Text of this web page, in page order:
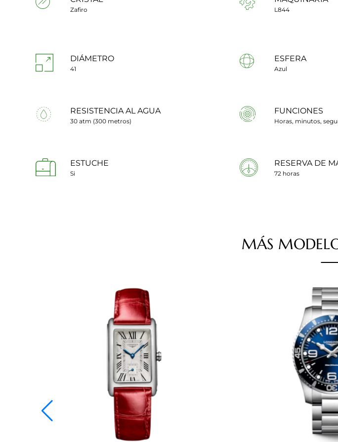
Zafiro L844
DIÁMETRO
41
ESFERA
Azul
RESISTENCIA AL AGUA
30 atm (300 metros)
FUNCIONES
Horas, minutos,
ESTUCHE
Si
RESERVA DE
72 horas
MÁS